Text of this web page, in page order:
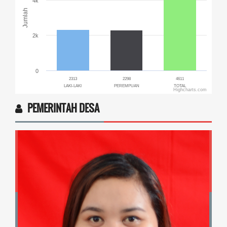
Jumlah
2313
LAKI-LAKI
2298
PEREMPUAN
4611
TOTAL
0
2k
Highcharts.com
PEMERINTAH DESA